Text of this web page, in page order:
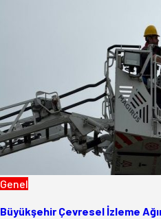
Genel
Büyükşehir Çevresel İzleme